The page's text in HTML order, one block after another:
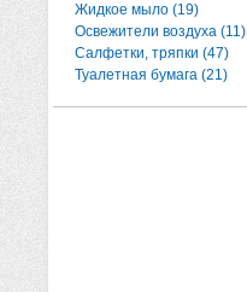
Жидкое мыло (19)
Освежители воздуха (11)
Салфетки, тряпки (47)
Туалетная бумага (21)